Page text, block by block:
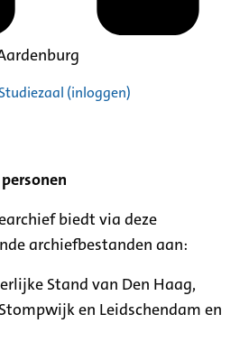
(inloggen)
biedt via deze
archiefbestanden aan:
Stand van Den Haag,
en Leidschendam en